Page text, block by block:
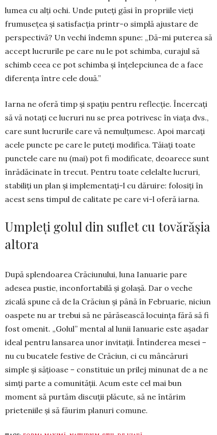
lumea cu alți ochi. Unde puteți găsi în propriile vieți
frumusețea și satisfacția printr-o simplă ajustare de
perspectivă? Un vechi îndemn spune: „Dă-mi puterea să
accept lucrurile pe care nu le pot schimba, curajul să
schimb ceea ce pot schimba și înțelepciunea de a face
diferența între cele două.”
Iarna ne oferă timp și spațiu pentru reflecție. Încercați
să vă notați ce lucruri nu se prea potrivesc în viața dvs.,
care sunt lucrurile care vă nemul­țumesc. Apoi marcați
acele puncte pe care le puteți modifica. Tăiați toate
punctele care nu (mai) pot fi modificate, deoarece sunt
înrădăcinate în trecut. Pen­tru toate celelalte lucruri,
stabiliți un plan și im­plementați-l cu dăruire: folosiți în
acest sens timpul de calitate pe care vi-l oferă iarna.
Umpleți golul din suflet cu tovărășia
altora
După splendoarea Crăciunului, luna Ianuarie pare
adesea pustie, inconfortabilă și golașă. Dar o veche
zicală spune că de la Crăciun și până în Fe­bruarie, niciun
oaspete nu ar trebui să ne pără­sească locuința fără să fi
fost omenit. „Golul” mental al lunii Ianuarie este așadar
ideal pentru lansarea unor invitații. Întinderea mesei –
nu cu bucatele festive de Crăciun, ci cu mâncăruri
simple și sățioase – cons­tituie un prilej minunat de a ne
simți parte a co­munității. Acum este cel mai bun
moment să purtăm discuții plăcute, să ne întărim
prieteniile și să făurim planuri comune.